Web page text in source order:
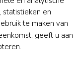
en
te maken van
geeft u aan